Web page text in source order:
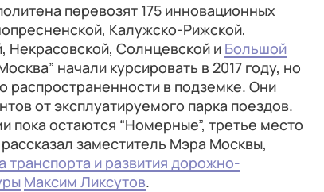
перевозят 175 инновационных
Калужско-Рижской,
Некрасовской, Солнцевской и Большой
начали курсировать в 2017 году, но
распространенности в подземке. Они
от эксплуатируемого парка поездов.
остаются “Номерные”, третье место
заместитель Мэра Москвы,
транспорта и развития дорожно-
Максим Ликсутов.